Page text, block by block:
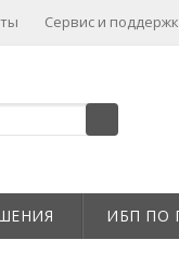
Сервис и
ИБП ПО